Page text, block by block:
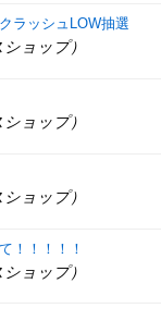
ラッシュLOW抽選
ョップ）
ョップ）
ョップ）
！！！！！
ョップ）